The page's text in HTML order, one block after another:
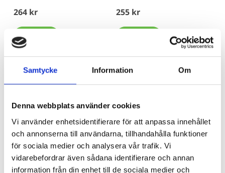
Samtycke Information Om
Denna webbplats använder cookies
Vi använder enhetsidentifierare för att anpassa innehållet
och annonserna till användarna, tillhandahålla funktioner
för sociala medier och analysera vår trafik. Vi
vidarebefordrar även sådana identifierare och annan
information från din enhet till de sociala medier och
264 kr 255 kr
Är du bibliotekarie eller pedagog? Här
köper du in!
Beroende på kommunens upphandlingsavtal köper du våra
böcker hos Adlibris, Bokus eller Läromedia. Spel och Flugo-
dockor? Dem köper du hos Läromedia.